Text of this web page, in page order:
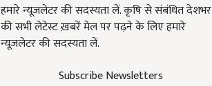
हमारे न्यूज़लेटर की सदस्यता लें. कृषि से संबंधित देशभर
की सभी लेटेस्ट ख़बरें मेल पर पढ़ने के लिए हमारे
न्यूज़लेटर की सदस्यता लें.
Subscribe Newsletters